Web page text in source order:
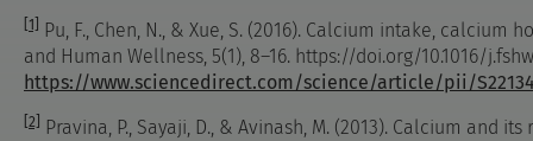
[1]
Pu, F., Chen, N., & Xue, S. (2016). Calcium intake, calcium
and Human Wellness, 5(1), 8–16. https://doi.org/10.1016/
https://www.sciencedirect.com/science/article/pii/
[2]
Pravina, P., Sayaji, D., & Avinash, M. (2013). Calcium and